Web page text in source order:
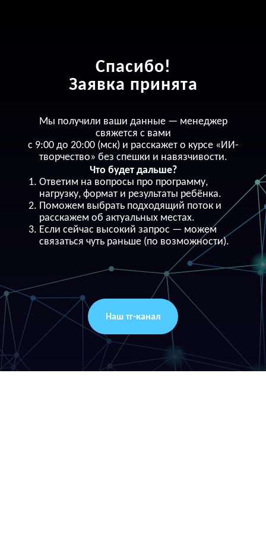
Спасибо!
Заявка принята
Мы получили ваши данные — менеджер
свяжется с вами
с 9:00 до 20:00 (мск) и расскажет о курсе «ИИ-
творчество» без спешки и навязчивости.
Что будет дальше?
Ответим на вопросы про программу,
нагрузку, формат и результаты ребёнка.
Поможем выбрать подходящий поток и
расскажем об актуальных местах.
Если сейчас высокий запрос — можем
связаться чуть раньше (по возможности).
Наш тг-канал